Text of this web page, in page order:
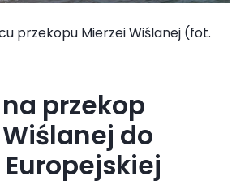
przekopu Mierzei Wiślanej (fot.
przekop
do